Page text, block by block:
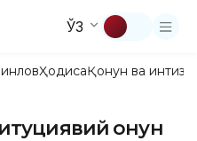
ЎЗ
ҲодисаҚонун ва
қонун